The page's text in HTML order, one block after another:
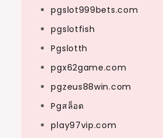
pgslot999bets.com
pgslotfish
Pgslotth
pgx62game.com
pgzeus88win.com
Pgสล็อต
play97vip.com